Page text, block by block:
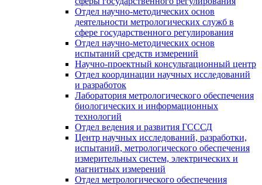
Отдел научно-методических основ
деятельности метрологических служб в
сфере государственного регулирования
Отдел научно-методических основ
испытаний средств измерений
Научно-проектный консультационный центр
Отдел координации научных исследований
и разработок
Лаборатория метрологического обеспечения
биологических и информационных
технологий
Отдел ведения и развития ГСССД
Центр научных исследований, разработки,
испытаний, метрологического обеспечения
измерительных систем, электрических и
магнитных измерений
Отдел метрологического обеспечения